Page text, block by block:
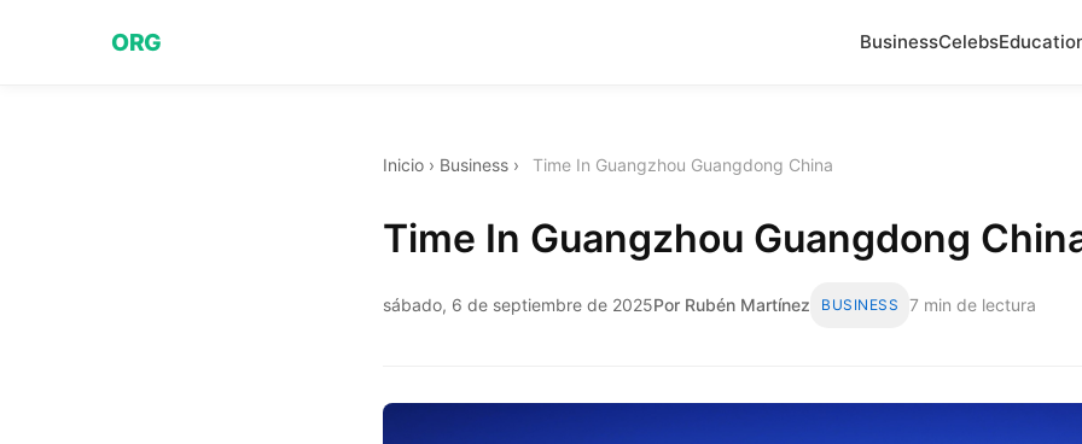
ORG BusinessCelebs
Inicio › Business › Time In Guangzhou Guangdong China
Time In Guangzhou Guangdong
sábado, 6 de septiembre de 2025Por Rubén Martínez BUSINESS 7 min de lectura